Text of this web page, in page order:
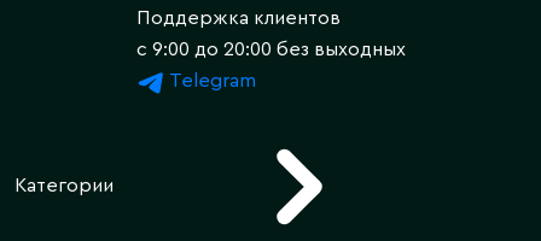
Поддержка клиентов
c 9:00 до 20:00 без выходных
Telegram
Категории